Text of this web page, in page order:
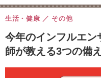
今年のインフルエン
師が教える3つの備
生活・健康 その他